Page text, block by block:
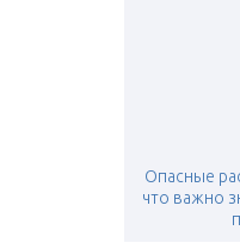
Опасные
что важно